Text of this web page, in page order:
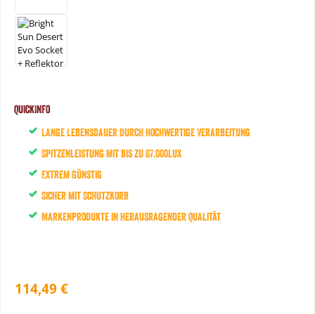
QuickInfo
Lange Lebensdauer durch hochwertige Verarbeitung
Spitzenleistung mit bis zu 67.000Lux
Extrem Günstig
Sicher mit Schutzkorb
Markenprodukte in herausragender Qualität
114,49 €